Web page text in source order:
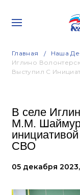
Главная Наша
Иглино
Выступил С
В селе
М.М.
СВО
05 декабря 2023,